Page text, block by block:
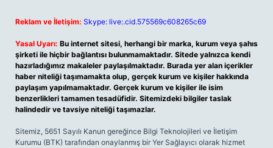
Reklam ve İletişim: Skype: live:.cid.575569c608265c69
Yasal Uyarı: Bu internet sitesi, herhangi bir marka, kurum veya şahıs
şirketi ile hiçbir bağlantısı bulunmamaktadır. Sitede yalnızca kendi
hazırladığımız makaleler paylaşılmaktadır. Burada yer alan içerikler
haber niteliği taşımamakta olup, gerçek kurum ve kişiler hakkında
paylaşım yapılmamaktadır. Gerçek kurum ve kişiler ile isim
benzerlikleri tamamen tesadüfidir. Sitemizdeki bilgiler taslak
halindedir ve tavsiye niteliği taşımazlar.
Sitemiz, 5651 Sayılı Kanun gereğince Bilgi Teknolojileri ve İletişim
Kurumu (BTK) tarafından onaylanmış bir Yer Sağlayıcı olarak hizmet